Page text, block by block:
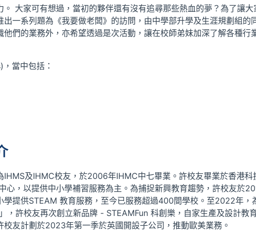
大家可有想過，當初的夥伴還有沒有追尋那些熱血的夢？為了讓大
一系列題為《我要做老闆》的訪問，由中學部升學及生涯規劃組的
們的業務外，亦希望透過是次活動，讓在校師弟妹加深了解各種行
當中包括：
IHMS及IHMC校友，於2006年IHMC中七畢業。許校友畢業於香港科
心，以提供中小學補習服務為主。為捕捉新興教育趨勢，許校友於
提供STEAM 教育服務，至今已服務超過400間學校。至2022年，
許校友再次創立新品牌 - STEAMFun 科創樂，自家生產及設計教
友計劃於2023年第一季於英國開設子公司，推動歐美業務。